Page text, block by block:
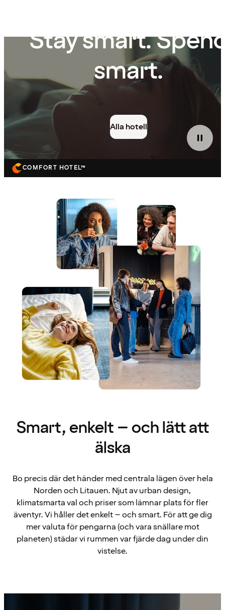
Stay smart.
smart.
Alla hotell
COMFORT HOTEL™
Smart, enkelt – och lätt att
älska
Bo precis där det händer med centrala lägen över hela
Norden och Litauen. Njut av urban design,
klimatsmarta val och priser som lämnar plats för fler
äventyr. Vi håller det enkelt – och smart. För att ge dig
mer valuta för pengarna (och vara snällare mot
planeten) städar vi rummen var fjärde dag under din
vistelse.